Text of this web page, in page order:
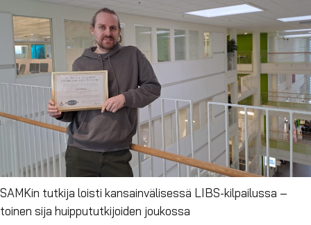
SAMKin tutkija loisti kansainvälisessä LIBS-kilpailussa –
toinen sija huippututkijoiden joukossa